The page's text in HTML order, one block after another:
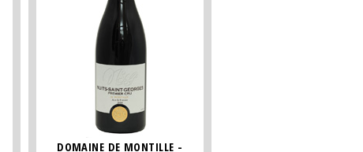
DOMAINE DE MONTILLE -